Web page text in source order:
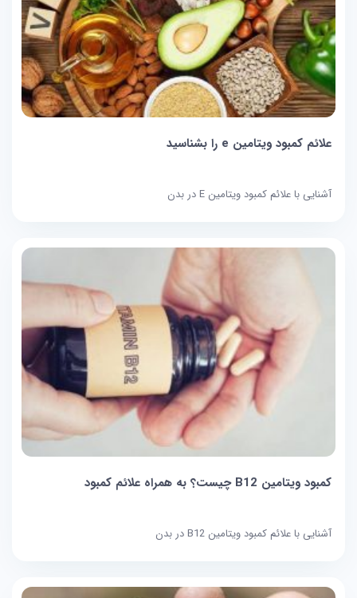
علائم کمبود ویتامین e را بشناسید
آشنایی با علائم کمبود ویتامین E در بدن
کمبود ویتامین B12 چیست؟ به همراه علائم کمبود
آشنایی با علائم کمبود ویتامین B12 در بدن